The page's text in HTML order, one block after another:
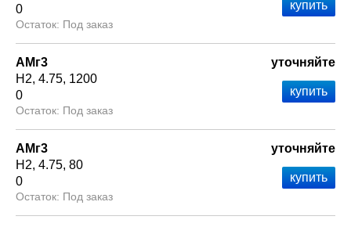
0
Под заказ
АМг3
Н2 4.75 1200
0
Под заказ
уточняйте
АМг3
Н2 4.75 80
0
Под заказ
уточняйте